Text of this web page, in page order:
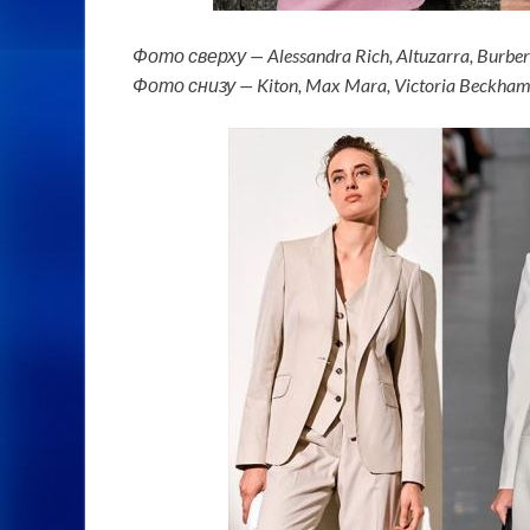
Фото сверху — Alessandra Rich, Altuzarra,
Фото снизу — Kiton, Max Mara, Victoria Beckham